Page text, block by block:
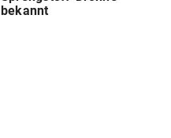
bekannt